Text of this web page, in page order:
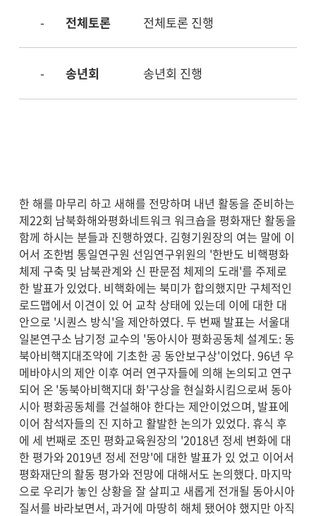
- 전체토론 전체토론 진행
- 송년회 송년회 진행
한 해를 마무리 하고 새해를 전망하며 내년 활동을 준비하는
제22회 남북화해와평화네트워크 워크숍을 평화재단 활동을
함께 하시는 분들과 진행하였다. 김형기원장의 여는 말에 이
어서 조한범 통일연구원 선임연구위원의 '한반도 비핵평화
체제 구축 및 남북관계와 신 판문점 체제의 도래'를 주제로
한 발표가 있었다. 비핵화에는 북미가 합의했지만 구체적인
로드맵에서 이견이 있 어 교착 상태에 있는데 이에 대한 대
안으로 '시퀀스 방식'을 제안하였다. 두 번째 발표는 서울대
일본연구소 남기정 교수의 '동아시아 평화공동체 설계도: 동
북아비핵지대조약에 기초한 공 동안보구상'이었다. 96년 우
메바야시의 제안 이후 여러 연구자들에 의해 논의되고 연구
되어 온 '동북아비핵지대 화'구상을 현실화시킴으로써 동아
시아 평화공동체를 건설해야 한다는 제안이었으며, 발표에
이어 참석자들의 진 지하고 활발한 논의가 있었다. 휴식 후
에 세 번째로 조민 평화교육원장의 '2018년 정세 변화에 대
한 평가와 2019년 정세 전망'에 대한 발표가 있 었고 이어서
평화재단의 활동 평가와 전망에 대해서도 논의했다. 마지막
으로 우리가 놓인 상황을 잘 살피고 새롭게 전개될 동아시아
질서를 바라보면서, 과거에 마땅히 해체 됐어야 했지만 아직